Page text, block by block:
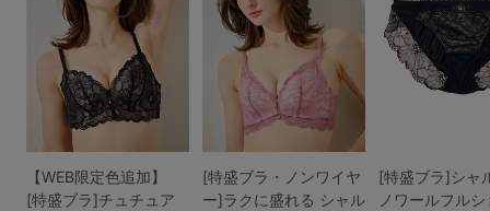
【WEB限定色追加】
[特盛ブラ]チュチュア
[特盛ブラ・ノンワイヤ
ー]ラクに盛れる シャル
[特盛ブラ]シャ
ノワールフル